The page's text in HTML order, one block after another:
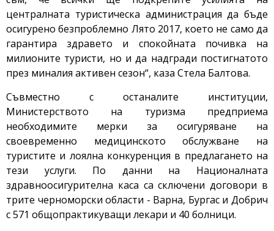
централната туристическа администрация да бъде
осигурено безпроблемно Лято 2017, което не само да
гарантира здравето и спокойната почивка на
милионите туристи, но и да надгради постигнатото
през миналия активен сезон“, каза Стела Балтова.
Съвместно с останалите институции,
Министерството на туризма предприема
необходимите мерки за осигуряване на
своевременно медицинското обслужване на
туристите и лоялна конкуренция в предлагането на
тези услуги. По данни на Националната
здравноосигурителна каса са сключени договори в
трите черноморски области - Варна, Бургас и Добрич
с 571 общопрактикуващи лекари и 40 болници.